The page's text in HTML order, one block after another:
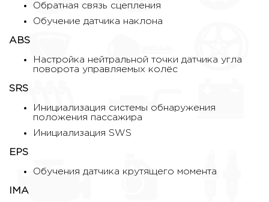
Обратная связь сцепления
Обучение датчика наклона
ABS
Настройка нейтральной точки датчика угла
поворота управляемых колёс
SRS
Инициализация системы обнаружения
положения пассажира
Инициализация SWS
EPS
Обучения датчика крутящего момента
IMA